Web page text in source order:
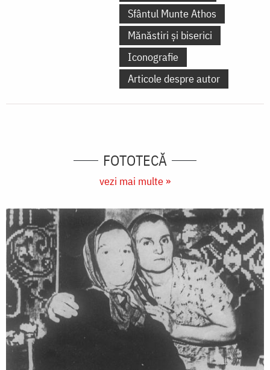
Sfântul Munte Athos
Mănăstiri și biserici
Iconografie
Articole despre autor
FOTOTECĂ
vezi mai multe »